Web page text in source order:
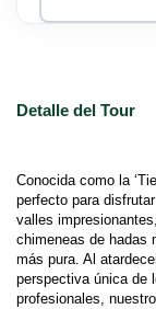
Detalle del Tour
Conocida como la
perfecto para
valles
chimeneas de hadas
más pura. Al
perspectiva única de
profesionales,